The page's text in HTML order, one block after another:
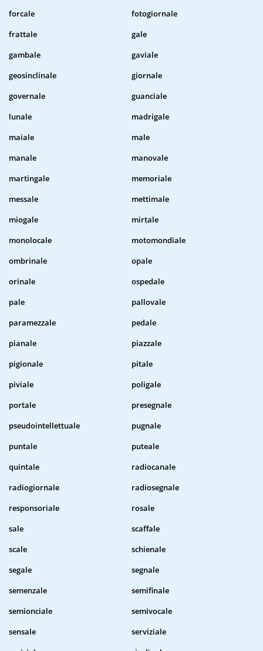
forcale
fotogiornale
frattale
gale
gambale
gaviale
geosinclinale
giornale
governale
guanciale
lunale
madrigale
maiale
male
manale
manovale
martingale
memoriale
messale
mettimale
miogale
mirtale
monolocale
motomondiale
ombrinale
opale
orinale
ospedale
pale
pallovale
paramezzale
pedale
pianale
piazzale
pigionale
pitale
piviale
poligale
portale
presegnale
pseudointellettuale
pugnale
puntale
puteale
quintale
radiocanale
radiogiornale
radiosegnale
responsoriale
rosale
sale
scaffale
scale
schienale
segale
segnale
semenzale
semifinale
semionciale
semivocale
sensale
serviziale